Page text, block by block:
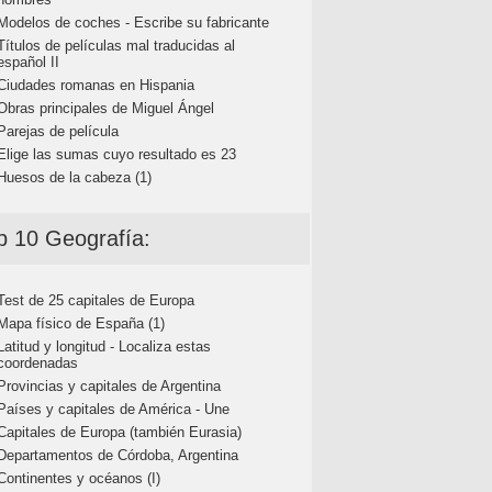
de coches - Escribe su fabricante
de películas mal traducidas al
II
romanas en Hispania
principales de Miguel Ángel
de película
las sumas cuyo resultado es 23
de la cabeza (1)
10 Geografía:
de 25 capitales de Europa
físico de España (1)
y longitud - Localiza estas
y capitales de Argentina
y capitales de América - Une
de Europa (también Eurasia)
de Córdoba, Argentina
y océanos (I)